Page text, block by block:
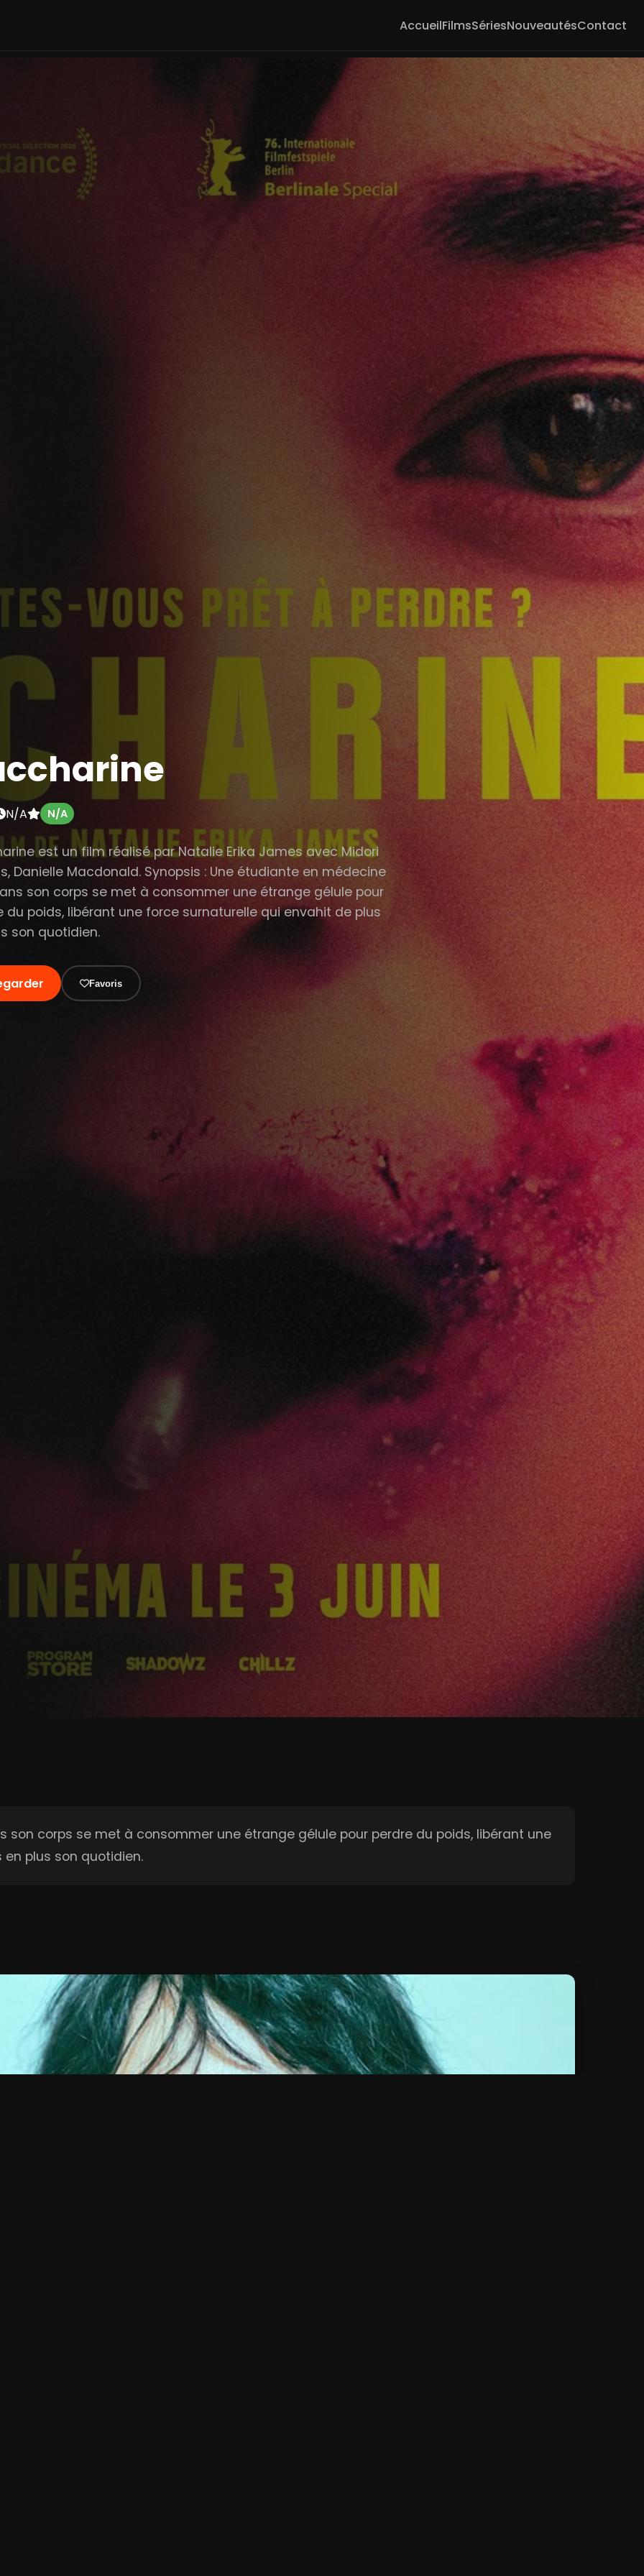
AccueilFilmsSériesNouveautésContact
N/A N/A
est un film réalisé par Natalie Erika James avec Midori
Danielle Macdonald. Synopsis : Une étudiante en médecine
son corps se met à consommer une étrange gélule pour
du poids, libérant une force surnaturelle qui envahit de plus
son quotidien.
Favoris
son corps se met à consommer une étrange gélule pour perdre du poids, libérant une
plus son quotidien.